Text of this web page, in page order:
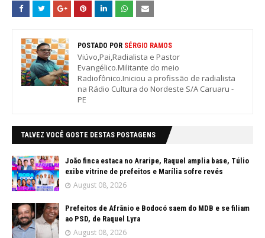
POSTADO POR SÉRGIO RAMOS
Viúvo,Pai,Radialista e Pastor
Evangélico.Militante do meio
Radiofônico.Iniciou a profissão de radialista
na Rádio Cultura do Nordeste S/A Caruaru -
PE
TALVEZ VOCÊ GOSTE DESTAS POSTAGENS
João finca estaca no Araripe, Raquel amplia base, Túlio
exibe vitrine de prefeitos e Marília sofre revés
August 08, 2026
Prefeitos de Afrânio e Bodocó saem do MDB e se filiam
ao PSD, de Raquel Lyra
August 08, 2026